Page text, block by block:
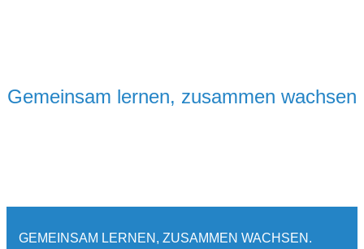
Gemeinsam lernen, zusammen wachsen
GEMEINSAM LERNEN, ZUSAMMEN WACHSEN.